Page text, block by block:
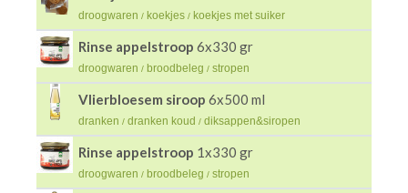
droogwaren / koekjes / koekjes met suiker
Rinse appelstroop 6x330 gr
droogwaren / broodbeleg / stropen
Vlierbloesem siroop 6x500 ml
dranken / dranken koud / diksappen&siropen
Rinse appelstroop 1x330 gr
droogwaren / broodbeleg / stropen